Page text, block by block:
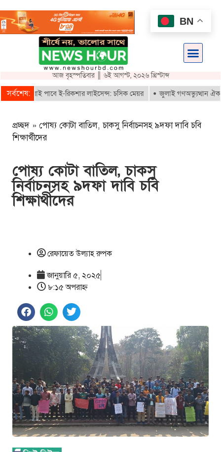
আজ বৃহস্পতিবার ║ ৬ই আগস্ট, ২০২৬ খ্রিস্টাব্দ
সর্বশেষ:পাবে ই-রিকশার লাইসেন্স: চসিক মেয়র জুলাই গণঅভ্যুত্থান ঐক্যবদ্ধ
প্রচ্ছদ » পোষ্য কোটা বাতিল, চাকসু নির্বাচনসহ ৯দফা দাবি চবি
শিক্ষার্থীদের
পোষ্য কোটা বাতিল, চাকসু
নির্বাচনসহ ৯দফা দাবি চবি
শিক্ষার্থীদের
রেফায়েত উল্যাহ রুপক
জানুয়ারি ৫, ২০২৫
৮:১৫ অপরাহ্ণ
BN